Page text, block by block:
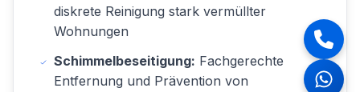
diskrete Reinigung stark vermüllter
Wohnungen
Schimmelbeseitigung: Fachgerechte
Entfernung und Prävention von